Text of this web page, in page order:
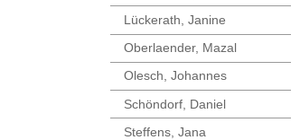
Lückerath, Janine
Oberlaender, Mazal
Olesch, Johannes
Schöndorf, Daniel
Steffens, Jana